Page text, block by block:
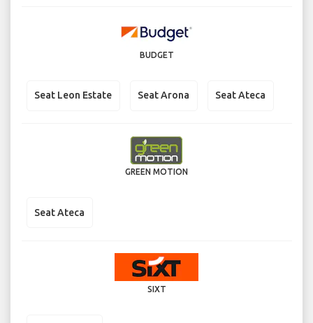
BUDGET
Seat Leon Estate Seat Arona Seat Ateca
GREEN MOTION
Seat Ateca
SIXT